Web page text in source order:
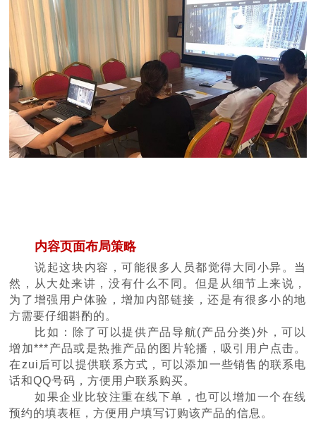
内容页面布局策略
说起这块内容，可能很多人员都觉得大同小异。当
然，从大处来讲，没有什么不同。但是从细节上来说，
为了增强用户体验，增加内部链接，还是有很多小的地
方需要仔细斟酌的。
比如：除了可以提供产品导航(产品分类)外，可以
增加***产品或是热推产品的图片轮播，吸引用户点击。
在zui后可以提供联系方式，可以添加一些销售的联系电
话和QQ号码，方便用户联系购买。
如果企业比较注重在线下单，也可以增加一个在线
预约的填表框，方便用户填写订购该产品的信息。